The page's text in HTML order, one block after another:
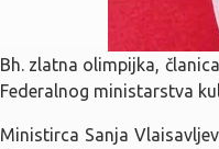
Bh. zlatna olimpijka,
Federalnog ministarstva
Ministirca Sanja